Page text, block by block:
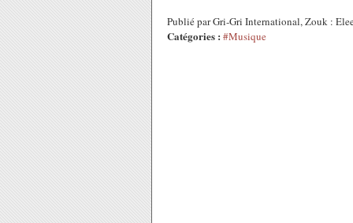
Publié par Gri-Gri International, Zouk :
Catégories : #Musique